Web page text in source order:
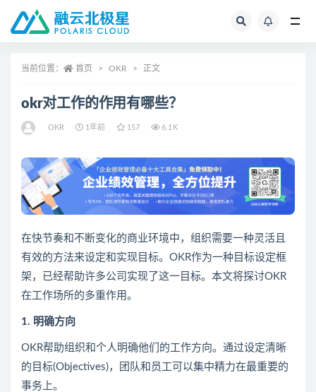
当前位置： 首页 OKR 正文
okr对工作的作用有哪些？
OKR 1年前 157 6.1K
在快节奏和不断变化的商业环境中，组织需要一种灵活且
有效的方法来设定和实现目标。OKR作为一种目标设定框
架，已经帮助许多公司实现了这一目标。本文将探讨OKR
在工作场所的多重作用。
1. 明确方向
OKR帮助组织和个人明确他们的工作方向。通过设定清晰
的目标(Objectives)，团队和员工可以集中精力在最重要的
事务上。